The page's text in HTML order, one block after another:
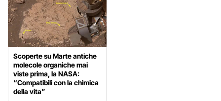
Scoperte su Marte antiche
molecole organiche mai
viste prima, la NASA:
“Compatibili con la chimica
della vita”